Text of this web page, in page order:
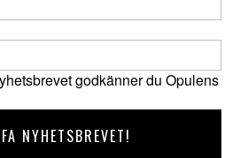
godkänner du Opulens